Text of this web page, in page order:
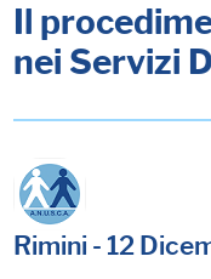
Il
nei Servizi
Rimini - 12